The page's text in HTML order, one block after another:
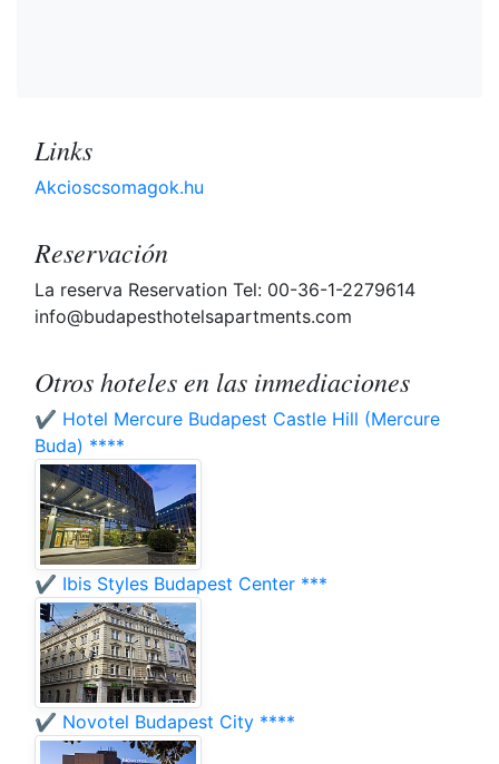
Links
Akcioscsomagok.hu
Reservación
La reserva Reservation Tel: 00-36-1-2279614
info@budapesthotelsapartments.com
Otros hoteles en las inmediaciones
✔️ Hotel Mercure Budapest Castle Hill (Mercure
Buda) ****
✔️ Ibis Styles Budapest Center ***
✔️ Novotel Budapest City ****